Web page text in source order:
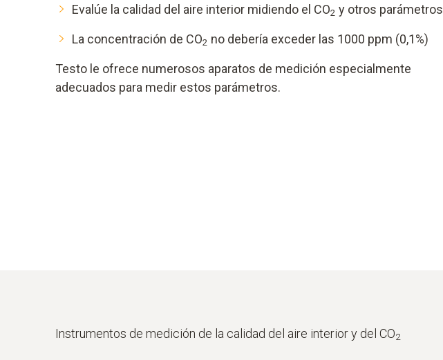
Evalúe la calidad del aire interior midiendo el CO2 y otros parámetros
La concentración de CO2 no debería exceder las 1000 ppm (0,1%)
Testo le ofrece numerosos aparatos de medición especialmente
adecuados para medir estos parámetros.
Instrumentos de medición de la calidad del aire interior y del CO2